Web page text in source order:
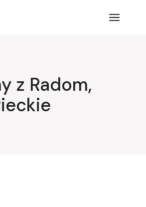
z Radom,